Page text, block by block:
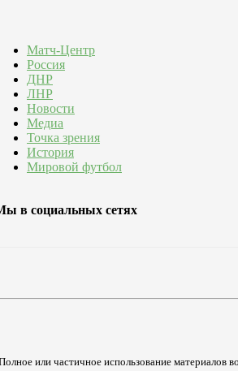
Матч-Центр
Россия
ДНР
ЛНР
Новости
Медиа
Точка зрения
История
Мировой футбол
в социальных сетях
или частичное использование материалов